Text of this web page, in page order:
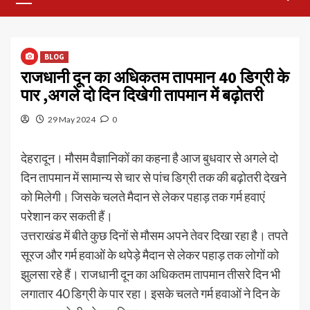
BLOG
राजधानी दून का अधिकतम तापमान 40 डिग्री के
पार ,अगले दो दिन दिखेगी तापमान में बढ़ोतरी
29 May 2024 0
देहरादून। मौसम वैज्ञानिकों का कहना है आज बुधवार से अगले दो
दिन तापमान में सामान्य से चार से पांच डिग्री तक की बढ़ोतरी देखने
को मिलेगी। जिसके चलते मैदान से लेकर पहाड़ तक गर्म हवाएं
परेशान कर सकती हैं।
उत्तराखंड में बीते कुछ दिनों से मौसम अपने तेवर दिखा रहा है। तपते
सूरज और गर्म हवाओं के थपेड़े मैदान से लेकर पहाड़ तक लोगों को
झुलसा रहे हैं। राजधानी दून का अधिकतम तापमान तीसरे दिन भी
लगातार 40 डिग्री के पार रहा। इसके चलते गर्म हवाओं ने दिन के